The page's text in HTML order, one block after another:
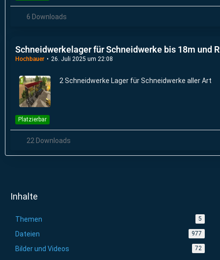
6 Downloads
Schneidwerkelager für Schneidwerke bis 18m und
Hochbauer 26. Juli 2025 um 22:08
2 Schneidwerke Lager für Schneidwerke aller Art
Platzierbar
22 Downloads
Inhalte
Themen 5
Dateien 977
Bilder und Videos 72